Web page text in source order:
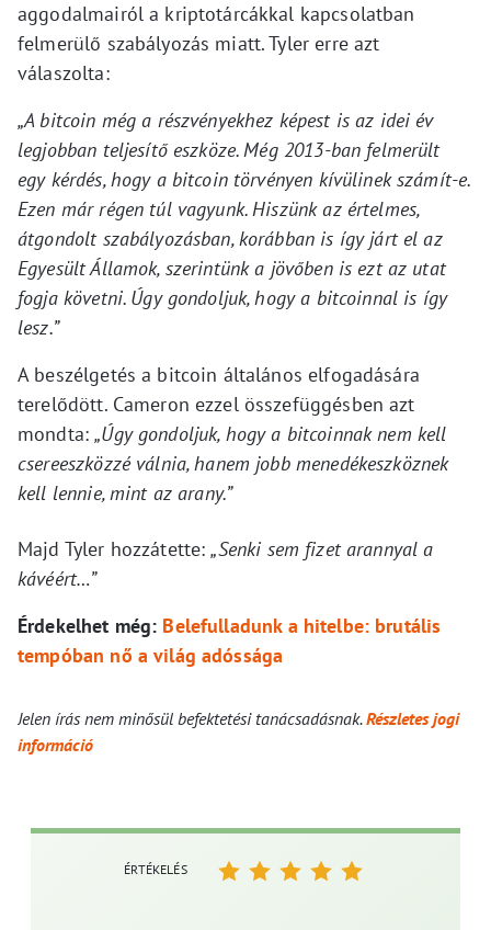
aggodalmairól a kriptotárcákkal kapcsolatban
felmerülő szabályozás miatt. Tyler erre azt
válaszolta:
„A bitcoin még a részvényekhez képest is az idei év
legjobban teljesítő eszköze. Még 2013-ban felmerült
egy kérdés, hogy a bitcoin törvényen kívülinek számít-e.
Ezen már régen túl vagyunk. Hiszünk az értelmes,
átgondolt szabályozásban, korábban is így járt el az
Egyesült Államok, szerintünk a jövőben is ezt az utat
fogja követni. Úgy gondoljuk, hogy a bitcoinnal is így
lesz.”
A beszélgetés a bitcoin általános elfogadására
terelődött. Cameron ezzel összefüggésben azt
mondta:„Úgy gondoljuk, hogy a bitcoinnak nem kell
csereeszközzé válnia, hanem jobb menedékeszköznek
kell lennie, mint az arany.”
Majd Tyler hozzátette:„Senki sem fizet arannyal a
kávéért…”
Érdekelhet még: Belefulladunk a hitelbe: brutális
tempóban nő a világ adóssága
Jelen írás nem minősül befektetési tanácsadásnak.Részletes jogi
információ
ÉRTÉKELÉS